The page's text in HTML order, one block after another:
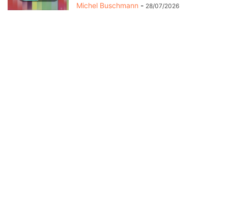
Michel Buschmann - 28/07/2026